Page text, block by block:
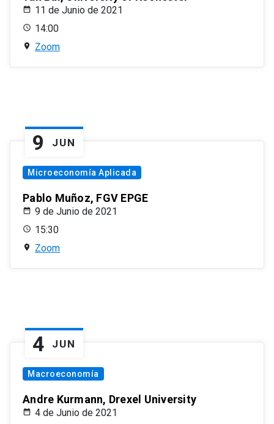
11 de Junio de 2021
14:00
Zoom
9 JUN
Microeconomía Aplicada
Pablo Muñoz, FGV EPGE
9 de Junio de 2021
15:30
Zoom
4 JUN
Macroeconomía
Andre Kurmann, Drexel University
4 de Junio de 2021